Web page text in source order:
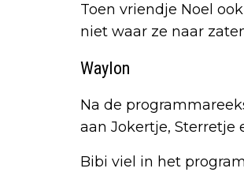
Toen vriendje Noel
niet waar ze naar
Waylon
Na de
aan Jokertje, Sterretje
Bibi viel in het